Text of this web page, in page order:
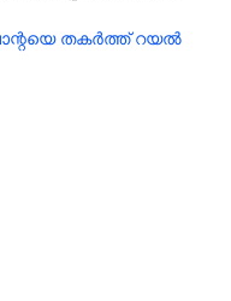
തകർത്ത് റയൽ